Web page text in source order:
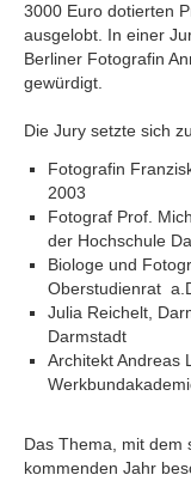
3000 Euro dotierten
ausgelobt. In einer
Berliner Fotografin
gewürdigt.
Die Jury setzte sich
Fotografin
2003
Fotograf Prof.
der Hochschule
Biologe und
Oberstudienrat
Julia Reichelt,
Darmstadt
Architekt Andreas
Das Thema, mit dem
kommenden Jahr